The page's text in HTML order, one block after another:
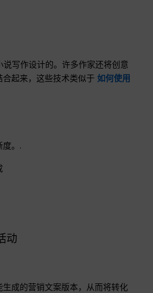
写作设计的。许多作家还将创意
合起来，这些技术类似于如何使用
度。.
动
成的营销文案版本，从而将转化